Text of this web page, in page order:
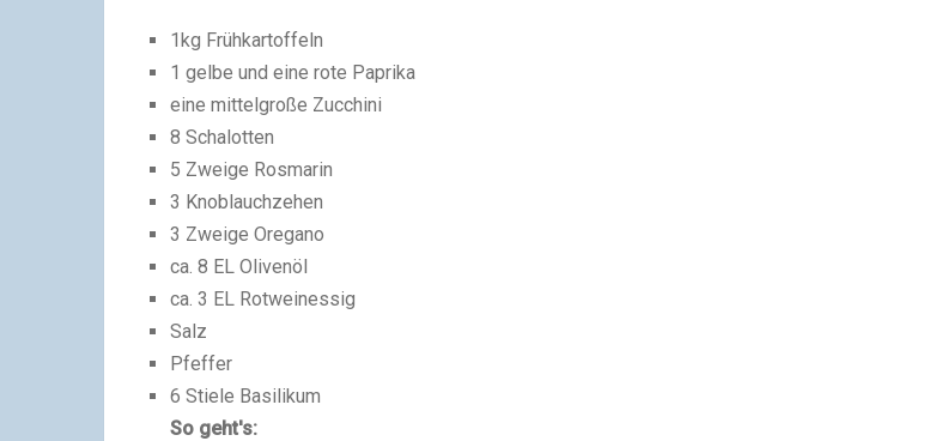
1kg Frühkartoffeln
1 gelbe und eine rote Paprika
eine mittelgroße Zucchini
8 Schalotten
5 Zweige Rosmarin
3 Knoblauchzehen
3 Zweige Oregano
ca. 8 EL Olivenöl
ca. 3 EL Rotweinessig
Salz
Pfeffer
6 Stiele Basilikum
So geht's: